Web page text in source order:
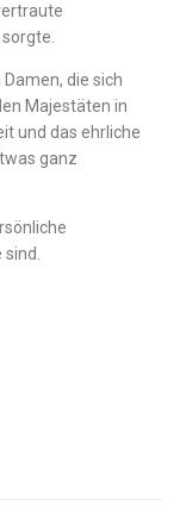
die sich
Majestäten in
und das ehrliche
ganz